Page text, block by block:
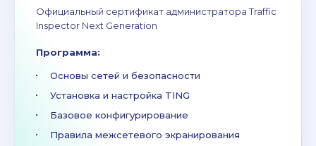
Официальный сертификат администратора Traffic
Inspector Next Generation
Программа:
Основы сетей и безопасности
Установка и настройка TING
Базовое конфигурирование
Правила межсетевого экранирования